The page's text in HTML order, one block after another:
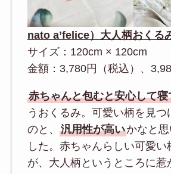
nato a’felice）大人柄おくる
サイズ：120cm × 120cm
金額：3,780円（税込）、
赤ちゃんと包むと安心して寝
うおくるみ。可愛い柄を見つ
のと、 汎用性が高いかなと
した。赤ちゃんらしい可愛い
が、大人柄というところに惹